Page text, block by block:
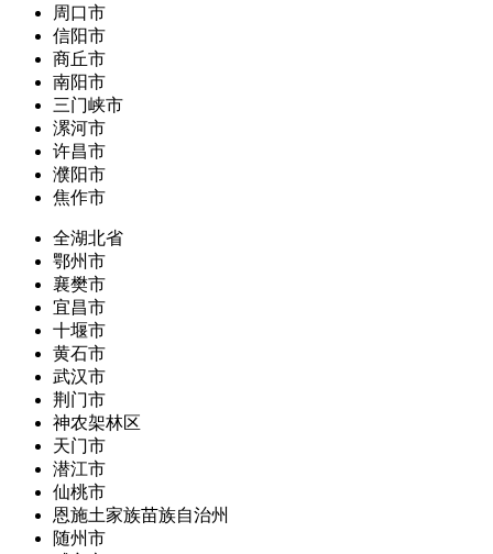
周口市
信阳市
商丘市
南阳市
三门峡市
漯河市
许昌市
濮阳市
焦作市
全湖北省
鄂州市
襄樊市
宜昌市
十堰市
黄石市
武汉市
荆门市
神农架林区
天门市
潜江市
仙桃市
恩施土家族苗族自治州
随州市